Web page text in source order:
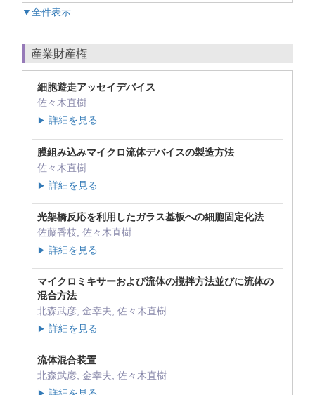
▼全件表示
産業財産権
細胞遊走アッセイデバイス
佐々木直樹
▶ 詳細を見る
膜組み込みマイクロ流体デバイスの製造方法
佐々木直樹
▶ 詳細を見る
光架橋反応を利用したガラス基板への細胞固定化法
佐藤香枝, 佐々木直樹
▶ 詳細を見る
マイクロミキサーおよび流体の撹拌方法並びに流体の
混合方法
北森武彦, 金幸夫, 佐々木直樹
▶ 詳細を見る
流体混合装置
北森武彦, 金幸夫, 佐々木直樹